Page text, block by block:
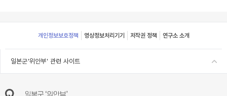
Footer
개인정보보호정책 영상정보처리기기 저작권 정책 연구소 소개
일본군'위안부' 관련 사이트